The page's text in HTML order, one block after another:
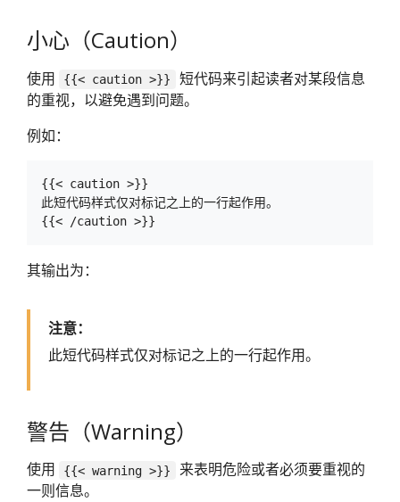
小心（Caution）
使用 {{< caution >}}
短代码来引起读者对某段信息
的重视，以避免遇到问题。
例如：
{{< caution >}}
此短代码样式仅对标记之上的一行起作用。
其输出为：
注意：
此短代码样式仅对标记之上的一行起作用。
警告（Warning）
使用 {{< warning >}}
来表明危险或者必须要重视的
一则信息。